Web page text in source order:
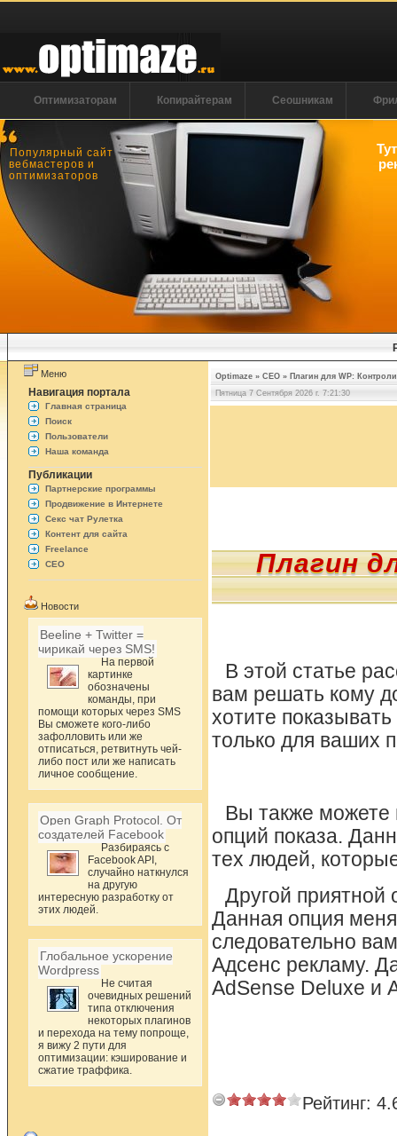
Оптимизаторам Копирайтерам Сеошникам
Популярный сайт
вебмастеров и
оптимизаторов
Меню
Навигация портала
Главная страница
Поиск
Пользователи
Наша команда
Публикации
Партнерские программы
Продвижение в Интернете
Секс чат Рулетка
Контент для сайта
Freelance
СЕО
Новости
Beeline + Twitter =
чирикай через SMS!
На первой
картинке
обозначены
команды, при
помощи которых через SMS
Вы сможете кого-либо
зафолловить или же
отписаться, ретвитнуть чей-
либо пост или же написать
личное сообщение.
Open Graph Protocol. От
создателей Facebook
Разбираясь с
Facebook API,
случайно наткнулся
на другую
интересную разработку от
этих людей.
Глобальное ускорение
Wordpress
Не считая
очевидных решений
типа отключения
некоторых плагинов
и перехода на тему попроще,
я вижу 2 пути для
оптимизации: кэширование и
сжатие траффика.
Optimaze » СЕО » Плагин для WP:
Пятница 7 Сентября 2026 г. 7:21:30
Плагин
В этой статье
вам решать кому
хотите
только для ваших
Вы также можете
опций показа.
тех людей,
Другой приятной
Данная опция
следовательно
Адсенс рекламу.
AdSense Deluxe и
Рейтинг: